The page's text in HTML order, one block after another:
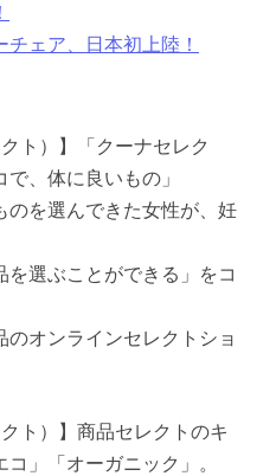
ェア、日本初上陸！
ト）】「クーナセレク
、体に良いもの」
のを選んできた女性が、妊
を選ぶことができる」をコ
オンラインセレクトショ
ト）】商品セレクトのキ
」「オーガニック」。